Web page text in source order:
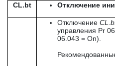
CL.bt Отключение
Отключение CL
управления Pr
06.043 = On).